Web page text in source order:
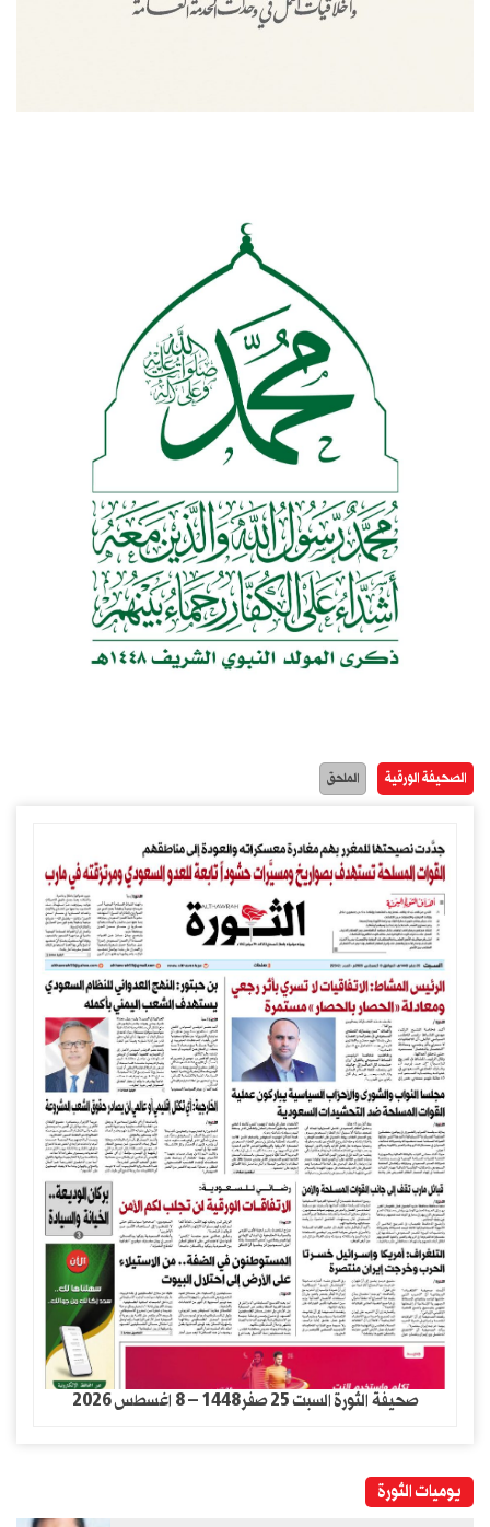
الصحيفة الورقية الملحق
صحيفة الثورة السبت 25 صفر1448 – 8 اغسطس 2026
يوميات الثورة